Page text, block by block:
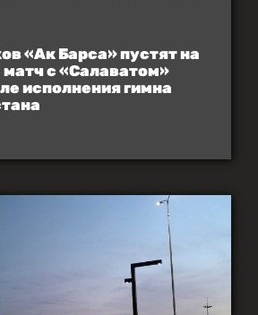
«Ак Барса» пустят на
матч с «Салаватом»
исполнения гимна